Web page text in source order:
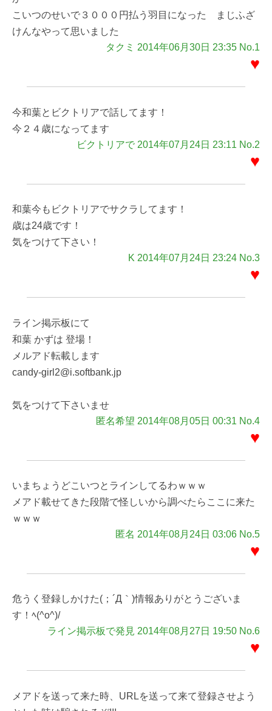
こいつのせいで３０００円払う羽目になった まじふざ
けんなやって思いました
タクミ 2014年06月30日 23:35 No.1
♥
今和葉とビクトリアで話してます！
今２４歳になってます
ビクトリアで 2014年07月24日 23:11 No.2
♥
和葉今もビクトリアでサクラしてます！
歳は24歳です！
気をつけて下さい！
K 2014年07月24日 23:24 No.3
♥
ライン掲示板にて
和葉 かずは 登場！
メルアド転載します
candy-girl2@i.softbank.jp
気をつけて下さいませ
匿名希望 2014年08月05日 00:31 No.4
♥
いまちょうどこいつとラインしてるわｗｗｗ
メアド載せてきた段階で怪しいから調べたらここに来た
ｗｗｗ
匿名 2014年08月24日 03:06 No.5
♥
危うく登録しかけた(；´Д｀)情報ありがとうございま
す！ﾍ(^o^)/
ライン掲示板で発見 2014年08月27日 19:50 No.6
♥
メアドを送って来た時、URLを送って来て登録させよう